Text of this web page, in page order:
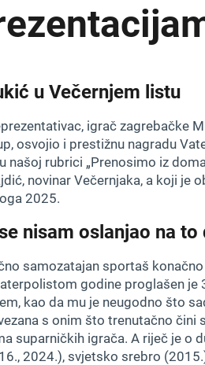
u Večernjem listu
igrač zagrebačke
osvojio i prestižnu nagradu
našoj rubrici „Prenosimo iz
novinar Večernjaka, a koji je
2025.
nisam oslanjao na
samozatajan sportaš
godine proglašen je
kao da mu je neugodno što
s onim što trenutačno
suparničkih igrača. A riječ je o
2024.), svjetsko srebro